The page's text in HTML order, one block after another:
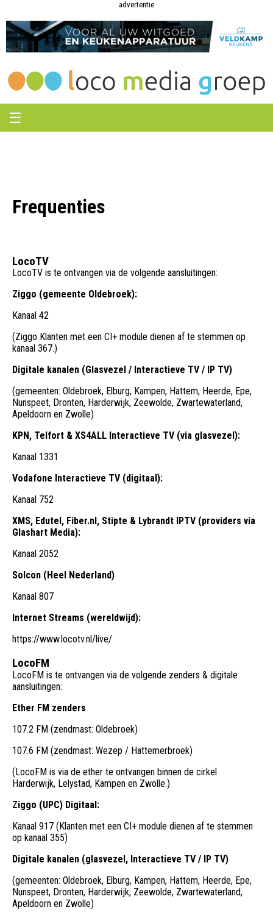
Groep
Groep
advertentie
☰
Frequenties
LocoTV
LocoTV is te ontvangen via de volgende aansluitingen:
Ziggo (gemeente Oldebroek):
Kanaal 42
(Ziggo Klanten met een CI+ module dienen af te stemmen op
kanaal 367.)
Digitale kanalen (Glasvezel / Interactieve TV / IP TV)
(gemeenten: Oldebroek, Elburg, Kampen, Hattem, Heerde, Epe,
Nunspeet, Dronten, Harderwijk, Zeewolde, Zwartewaterland,
Apeldoorn en Zwolle)
KPN, Telfort & XS4ALL Interactieve TV (via glasvezel):
Kanaal 1331
Vodafone Interactieve TV (digitaal):
Kanaal 752
XMS, Edutel, Fiber.nl, Stipte & Lybrandt IPTV (providers via
Glashart Media):
Kanaal 2052
Solcon (Heel Nederland)
Kanaal 807
Internet Streams (wereldwijd):
https://www.locotv.nl/live/
LocoFM
LocoFM is te ontvangen via de volgende zenders & digitale
aansluitingen:
Ether FM zenders
107.2 FM (zendmast: Oldebroek)
107.6 FM (zendmast: Wezep / Hattemerbroek)
(LocoFM is via de ether te ontvangen binnen de cirkel
Harderwijk, Lelystad, Kampen en Zwolle.)
Ziggo (UPC) Digitaal:
Kanaal 917 (Klanten met een CI+ module dienen af te stemmen
op kanaal 355)
Digitale kanalen (glasvezel, Interactieve TV / IP TV)
(gemeenten: Oldebroek, Elburg, Kampen, Hattem, Heerde, Epe,
Nunspeet, Dronten, Harderwijk, Zeewolde, Zwartewaterland,
Apeldoorn en Zwolle)